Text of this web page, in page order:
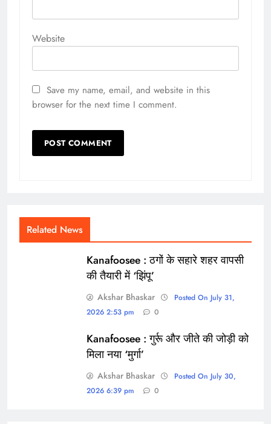
Website
Save my name, email, and website in this
browser for the next time I comment.
Related News
Kanafoosee : ठगों के सहारे शहर वापसी
की तैयारी में ‘झिंपू’
Akshar Bhaskar
Posted On July 31,
2026 2:53 pm
0
Kanafoosee : गुर्रू और जीते की जोड़ी को
मिला नया ‘मुर्गा’
Akshar Bhaskar
Posted On July 30,
2026 6:39 pm
0